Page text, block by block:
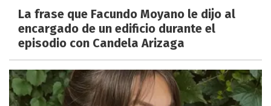
La frase que Facundo Moyano le dijo al
encargado de un edificio durante el
episodio con Candela Arizaga